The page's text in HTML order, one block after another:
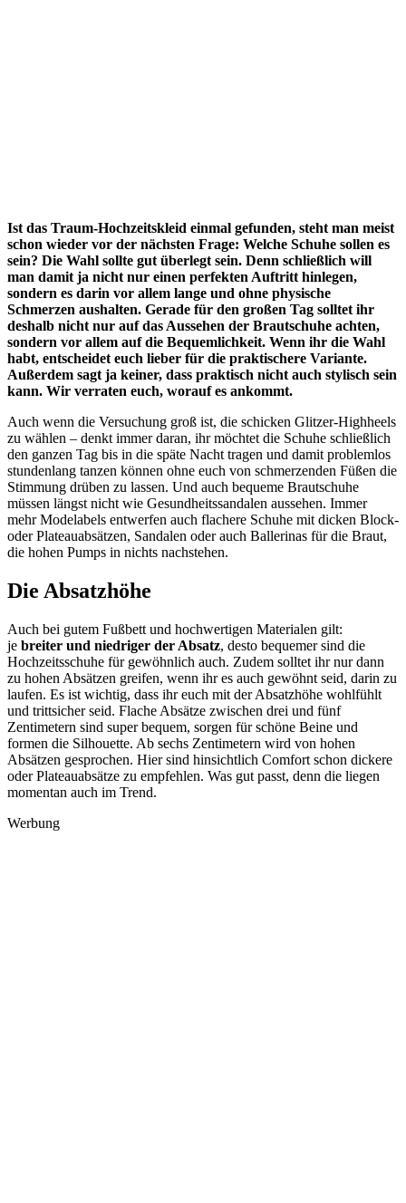
Ist das Traum-Hochzeitskleid einmal gefunden, steht man meist
schon wieder vor der nächsten Frage: Welche Schuhe sollen es
sein? Die Wahl sollte gut überlegt sein. Denn schließlich will
man damit ja nicht nur einen perfekten Auftritt hinlegen,
sondern es darin vor allem lange und ohne physische
Schmerzen aushalten. Gerade für den großen Tag solltet ihr
deshalb nicht nur auf das Aussehen der Brautschuhe achten,
sondern vor allem auf die Bequemlichkeit. Wenn ihr die Wahl
habt, entscheidet euch lieber für die praktischere Variante.
Außerdem sagt ja keiner, dass praktisch nicht auch stylisch sein
kann. Wir verraten euch, worauf es ankommt.
Auch wenn die Versuchung groß ist, die schicken Glitzer-Highheels
zu wählen – denkt immer daran, ihr möchtet die Schuhe schließlich
den ganzen Tag bis in die späte Nacht tragen und damit problemlos
stundenlang tanzen können ohne euch von schmerzenden Füßen die
Stimmung drüben zu lassen. Und auch bequeme Brautschuhe
müssen längst nicht wie Gesundheitssandalen aussehen. Immer
mehr Modelabels entwerfen auch flachere Schuhe mit dicken Block-
oder Plateauabsätzen, Sandalen oder auch Ballerinas für die Braut,
die hohen Pumps in nichts nachstehen.
Die Absatzhöhe
Auch bei gutem Fußbett und hochwertigen Materialen gilt:
je breiter und niedriger der Absatz, desto bequemer sind die
Hochzeitsschuhe für gewöhnlich auch. Zudem solltet ihr nur dann
zu hohen Absätzen greifen, wenn ihr es auch gewöhnt seid, darin zu
laufen. Es ist wichtig, dass ihr euch mit der Absatzhöhe wohlfühlt
und trittsicher seid. Flache Absätze zwischen drei und fünf
Zentimetern sind super bequem, sorgen für schöne Beine und
formen die Silhouette. Ab sechs Zentimetern wird von hohen
Absätzen gesprochen. Hier sind hinsichtlich Comfort schon dickere
oder Plateauabsätze zu empfehlen. Was gut passt, denn die liegen
momentan auch im Trend.
Werbung